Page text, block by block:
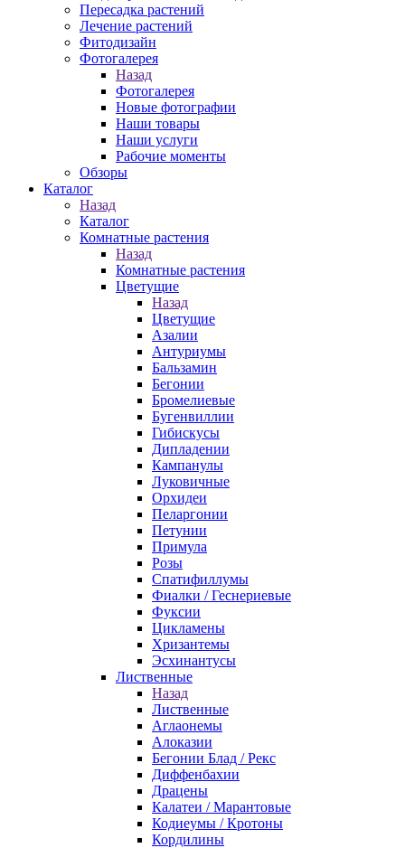
Пересадка растений
Лечение растений
Фитодизайн
Фотогалерея
Назад
Фотогалерея
Новые фотографии
Наши товары
Наши услуги
Рабочие моменты
Обзоры
Каталог
Назад
Каталог
Комнатные растения
Назад
Комнатные растения
Цветущие
Назад
Цветущие
Азалии
Антуриумы
Бальзамин
Бегонии
Бромелиевые
Бугенвиллии
Гибискусы
Дипладении
Кампанулы
Луковичные
Орхидеи
Пеларгонии
Петунии
Примула
Розы
Спатифиллумы
Фиалки / Геснериевые
Фуксии
Цикламены
Хризантемы
Эсхинантусы
Лиственные
Назад
Лиственные
Аглаонемы
Алоказии
Бегонии Блад / Рекс
Диффенбахии
Драцены
Калатеи / Марантовые
Кодиеумы / Кротоны
Кордилины